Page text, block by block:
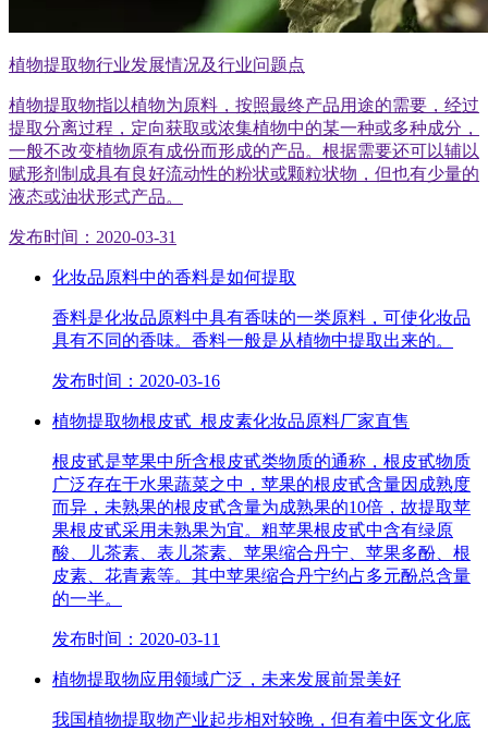
植物提取物行业发展情况及行业问题点
植物提取物指以植物为原料，按照最终产品用途的需要，经过
提取分离过程，定向获取或浓集植物中的某一种或多种成分，
一般不改变植物原有成份而形成的产品。根据需要还可以辅以
赋形剂制成具有良好流动性的粉状或颗粒状物，但也有少量的
液态或油状形式产品。
发布时间：2020-03-31
化妆品原料中的香料是如何提取
香料是化妆品原料中具有香味的一类原料，可使化妆品
具有不同的香味。香料一般是从植物中提取出来的。
发布时间：2020-03-16
植物提取物根皮甙_根皮素化妆品原料厂家直售
根皮甙是苹果中所含根皮甙类物质的通称，根皮甙物质
广泛存在于水果蔬菜之中，苹果的根皮甙含量因成熟度
而异，未熟果的根皮甙含量为成熟果的10倍，故提取苹
果根皮甙采用未熟果为宜。粗苹果根皮甙中含有绿原
酸、儿茶素、表儿茶素、苹果缩合丹宁、苹果多酚、根
皮素、花青素等。其中苹果缩合丹宁约占多元酚总含量
的一半。
发布时间：2020-03-11
植物提取物应用领域广泛，未来发展前景美好
我国植物提取物产业起步相对较晚，但有着中医文化底